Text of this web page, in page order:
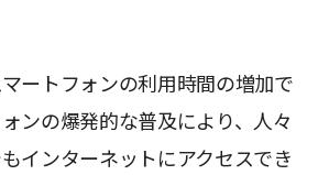
ートフォンの利用時間の増加で
ンの爆発的な普及により、人々
インターネットにアクセスでき